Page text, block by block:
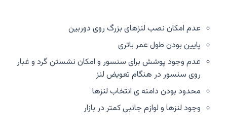
عدم امکان نصب لنزهای بزرگ روی دوربین
پایین بودن طول عمر باتری
عدم وجود پوشش برای سنسور و امکان نشستن گرد و غبار
روی سنسور در هنگام تعویض لنز
محدود بودن دامنه ی انتخاب لنزها
وجود لنزها و لوازم جانبی کمتر در بازار